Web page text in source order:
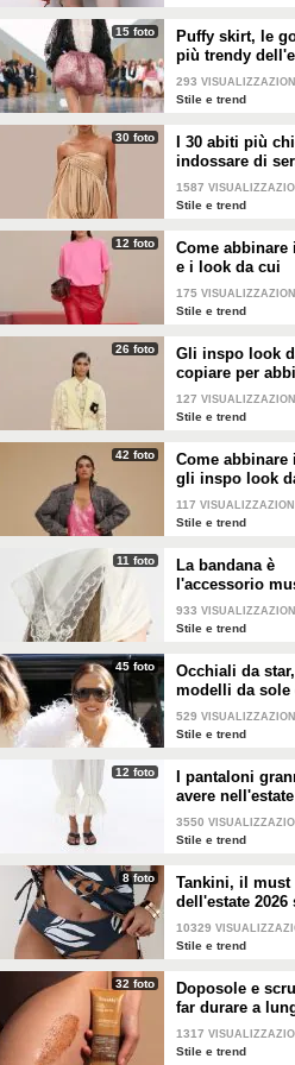
15 foto
Puffy skirt, le
più trendy
2026 sono
palloncino
293 VISUALIZZAZIONI
Stile e trend
30 foto
I 30 abiti più
indossare di
estate
1587
Stile e trend
12 foto
Come abbinare
e i look da cui
prendere
175 VISUALIZZAZIONI
Stile e trend
26 foto
Gli inspo look
copiare per
giallo
127 VISUALIZZAZIONI
Stile e trend
42 foto
Come abbinare
gli inspo look
copiare
117 VISUALIZZAZIONI
Stile e trend
11 foto
La bandana è
l'accessorio
dell'estate 2026:
modelli di
933 VISUALIZZAZIONI
Stile e trend
45 foto
Occhiali da
modelli da sole
tendenza per
2026
529 VISUALIZZAZIONI
Stile e trend
12 foto
I pantaloni
avere
3550
Stile e trend
8 foto
Tankini, il must
dell'estate 2026
costumi con la
10329
Stile e trend
32 foto
Doposole e
far durare a
l'abbronzatura
1317
Stile e trend
ottobre scorso: “Affermazioni
pronunciate alle 24.36, non
configurano violazione”.